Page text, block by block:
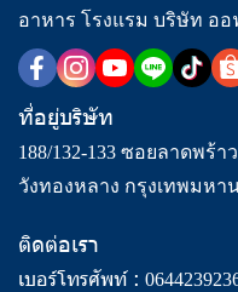
อาหาร โรงแรม บริษัท ออ
ที่อยู่บริษัท
188/132-133 ซอยลาดพร้
วังทองหลาง กรุงเทพมหา
ติดต่อเรา
เบอร์โทรศัพท์ :